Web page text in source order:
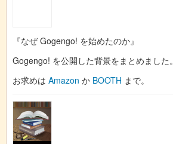
『なぜ Gogengo! を始めたのか』
Gogengo! を公開した背景をまとめました。
お求めは Amazon か BOOTH まで。